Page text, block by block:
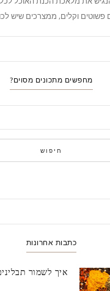
פשוטים וקלים, ממצרכים שיש
מחפשים מתכונים מסוים?
חיפוש
כתבות אחרונות
איך לשמור